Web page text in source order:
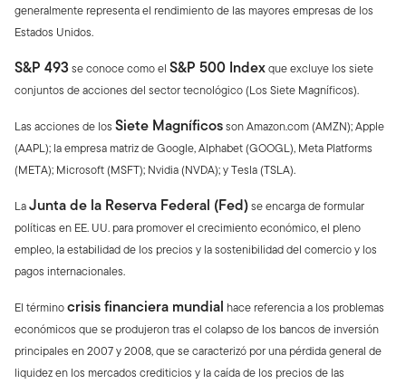
generalmente representa el rendimiento de las mayores empresas de los
Estados Unidos.
S&P 493 se conoce como el S&P 500 Indexque excluye los siete
conjuntos de acciones del sector tecnológico (Los Siete Magníficos).
Las acciones de los Siete Magníficosson Amazon.com (AMZN); Apple
(AAPL); la empresa matriz de Google, Alphabet (GOOGL), Meta Platforms
(META); Microsoft (MSFT); Nvidia (NVDA); y Tesla (TSLA).
LaJunta de la Reserva Federal (Fed)se encarga de formular
políticas en EE. UU. para promover el crecimiento económico, el pleno
empleo, la estabilidad de los precios y la sostenibilidad del comercio y los
pagos internacionales.
El términocrisis financiera mundial hace referencia a los problemas
económicos que se produjeron tras el colapso de los bancos de inversión
principales en 2007 y 2008, que se caracterizó por una pérdida general de
liquidez en los mercados crediticios y la caída de los precios de las